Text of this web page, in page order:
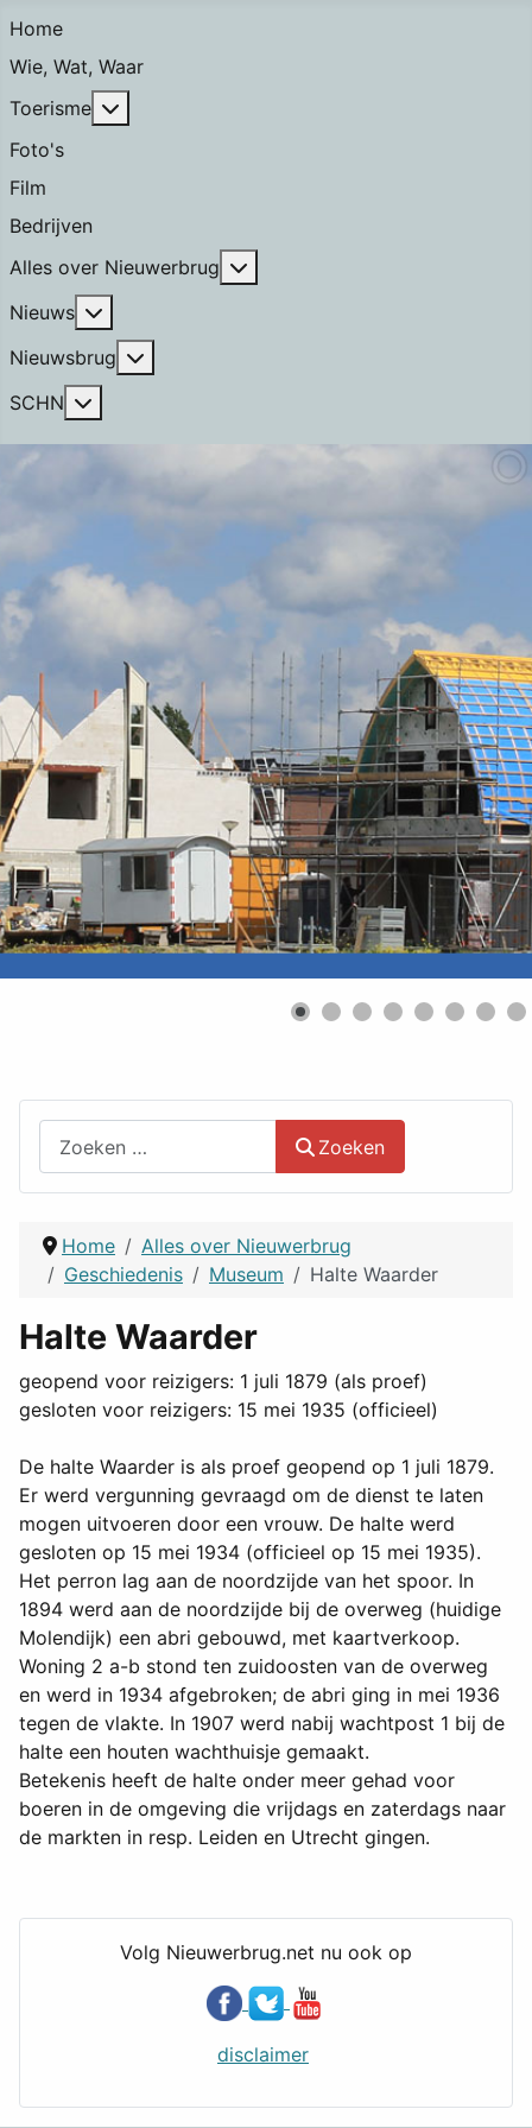
Home
Wie, Wat, Waar
Toerisme
Foto's
Film
Bedrijven
Alles over Nieuwerbrug
Nieuws
Nieuwsbrug
SCHN
Zoeken
Home
Alles over Nieuwerbrug
Geschiedenis
Museum Halte Waarder
Halte Waarder
geopend voor reizigers: 1 juli 1879 (als proef)
gesloten voor reizigers: 15 mei 1935 (officieel)
De halte Waarder is als proef geopend op 1 juli 1879.
Er werd vergunning gevraagd om de dienst te laten
mogen uitvoeren door een vrouw. De halte werd
gesloten op 15 mei 1934 (officieel op 15 mei 1935).
Het perron lag aan de noordzijde van het spoor. In
1894 werd aan de noordzijde bij de overweg (huidige
Molendijk) een abri gebouwd, met kaartverkoop.
Woning 2 a-b stond ten zuidoosten van de overweg
en werd in 1934 afgebroken; de abri ging in mei 1936
tegen de vlakte. In 1907 werd nabij wachtpost 1 bij de
halte een houten wachthuisje gemaakt.
Betekenis heeft de halte onder meer gehad voor
boeren in de omgeving die vrijdags en zaterdags naar
de markten in resp. Leiden en Utrecht gingen.
Volg Nieuwerbrug.net nu ook op
disclaimer